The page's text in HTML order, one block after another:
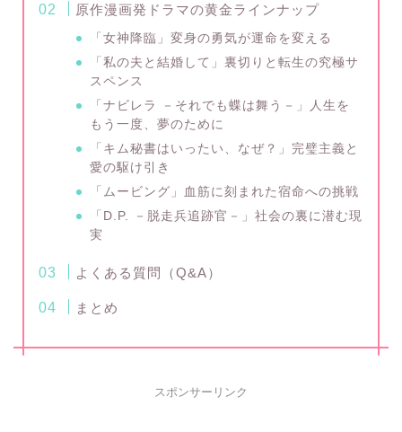
原作漫画発ドラマの黄金ラインナップ
「女神降臨」変身の勇気が運命を変える
「私の夫と結婚して」裏切りと転生の究極サ
スペンス
「ナビレラ －それでも蝶は舞う－」人生を
もう一度、夢のために
「キム秘書はいったい、なぜ？」完璧主義と
愛の駆け引き
「ムービング」血筋に刻まれた宿命への挑戦
「D.P. －脱走兵追跡官－」社会の裏に潜む現
実
よくある質問（Q&A）
まとめ
スポンサーリンク